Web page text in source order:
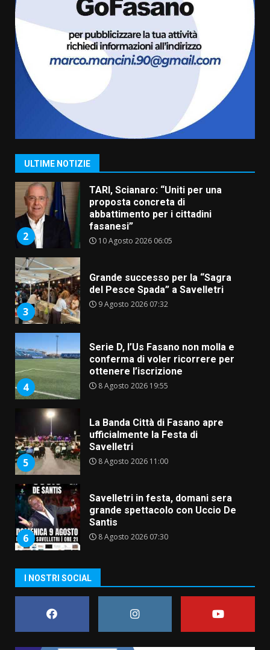
ULTIME NOTIZIE
8 Agosto 2026 07:30
Politiche Giovanili e Mobilità
Sostenibile: premiati gli studenti
universitari del bando “La strada
giusta”
8 Agosto 2026 07:15
1
Savelletri in festa, pienone sul
porto per Uccio De Santis: la
voce di Antonella Losavio
2
TARI, Scianaro: “Uniti per una
proposta concreta di
abbattimento per i cittadini
fasanesi”
10 Agosto 2026 06:05
3
Grande successo per la “Sagra
del Pesce Spada” a Savelletri
9 Agosto 2026 07:32
4
Serie D, l’Us Fasano non molla e
conferma di voler ricorrere per
ottenere l’iscrizione
8 Agosto 2026 19:55
5
La Banda Città di Fasano apre
ufficialmente la Festa di
Savelletri
8 Agosto 2026 11:00
6
Savelletri in festa, domani sera
grande spettacolo con Uccio De
Santis
8 Agosto 2026 07:30
Politiche Giovanili e Mobilità
Sostenibile: premiati gli studenti
8 Agosto 2026 07:15
I NOSTRI SOCIAL